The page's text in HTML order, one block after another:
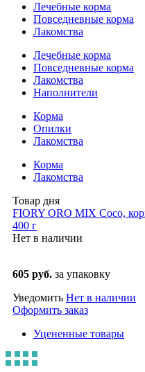
Лечебные корма
Повседневные корма
Лакомства
Лечебные корма
Повседневные корма
Лакомства
Наполнители
Корма
Опилки
Лакомства
Корма
Лакомства
Товар дня
FIORY ORO MIX Coco,
400 г
Нет в наличии
605 руб. за упаковку
Уведомить Нет в наличии
Оформить заказ
Уцененные товары